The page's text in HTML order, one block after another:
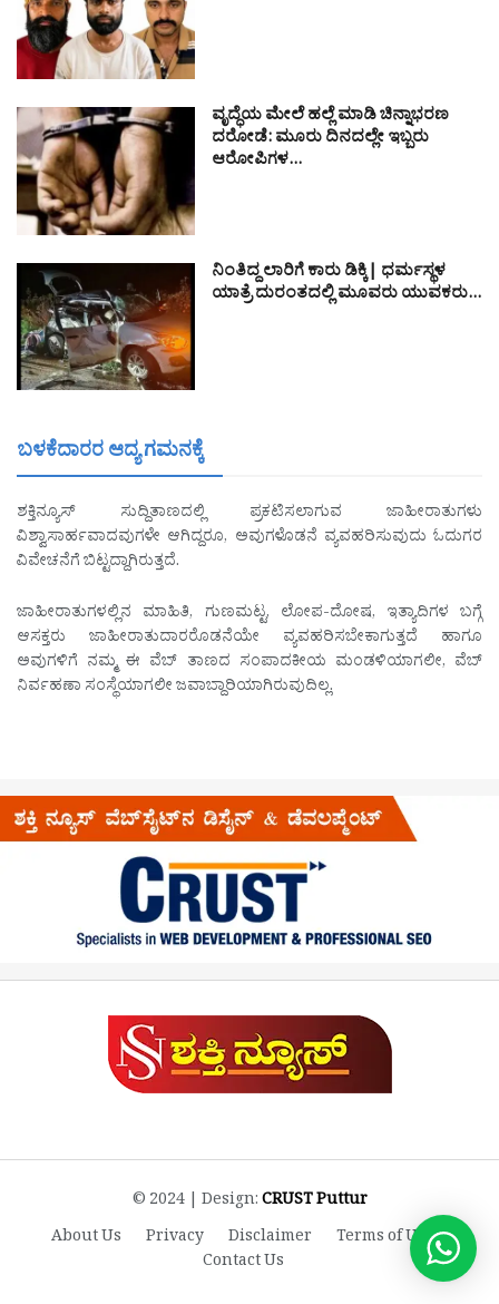
ವೃದ್ಧೆಯ ಮೇಲೆ ಹಲ್ಲೆ ಮಾಡಿ ಚಿನ್ನಾಭರಣ
ದರೋಡೆ: ಮೂರು ದಿನದಲ್ಲೇ ಇಬ್ಬರು
ಆರೋಪಿಗಳ…
ನಿಂತಿದ್ದ ಲಾರಿಗೆ ಕಾರು ಡಿಕ್ಕಿ| ಧರ್ಮಸ್ಥಳ
ಯಾತ್ರೆ ದುರಂತದಲ್ಲಿ ಮೂವರು ಯುವಕರು…
ಬಳಕೆದಾರರ ಆದ್ಯ ಗಮನಕ್ಕೆ
ಶಕ್ತಿನ್ಯೂಸ್ ಸುದ್ದಿತಾಣದಲ್ಲಿ ಪ್ರಕಟಿಸಲಾಗುವ ಜಾಹೀರಾತುಗಳು
ವಿಶ್ವಾಸಾರ್ಹವಾದವುಗಳೇ ಆಗಿದ್ದರೂ, ಅವುಗಳೊಡನೆ ವ್ಯವಹರಿಸುವುದು ಓದುಗರ
ವಿವೇಚನೆಗೆ ಬಿಟ್ಟದ್ದಾಗಿರುತ್ತದೆ.
ಜಾಹೀರಾತುಗಳಲ್ಲಿನ ಮಾಹಿತಿ, ಗುಣಮಟ್ಟ, ಲೋಪ-ದೋಷ, ಇತ್ಯಾದಿಗಳ ಬಗ್ಗೆ
ಆಸಕ್ತರು ಜಾಹೀರಾತುದಾರರೊಡನೆಯೇ ವ್ಯವಹರಿಸಬೇಕಾಗುತ್ತದೆ ಹಾಗೂ
ಅವುಗಳಿಗೆ ನಮ್ಮ ಈ ವೆಬ್ ತಾಣದ ಸಂಪಾದಕೀಯ ಮಂಡಳಿಯಾಗಲೀ, ವೆಬ್
ನಿರ್ವಹಣಾ ಸಂಸ್ಥೆಯಾಗಲೀ ಜವಾಬ್ದಾರಿಯಾಗಿರುವುದಿಲ್ಲ.
© 2024 | Design:CRUST Puttur
About Us
Privacy Disclaimer
Terms of Use
Contact Us